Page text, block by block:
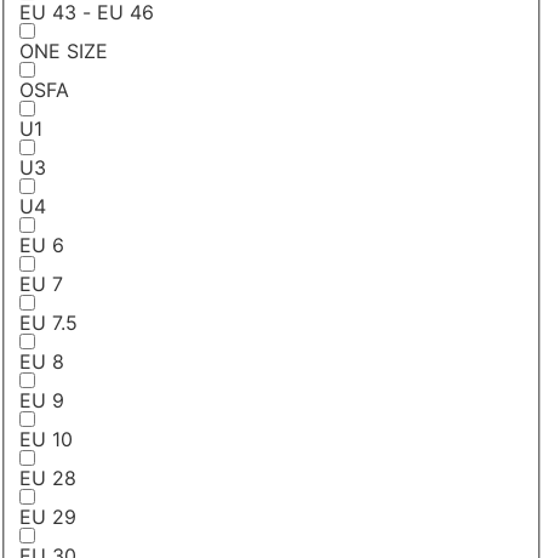
EU 43 - EU 46
ONE SIZE
OSFA
U1
U3
U4
EU 6
EU 7
EU 7.5
EU 8
EU 9
EU 10
EU 28
EU 29